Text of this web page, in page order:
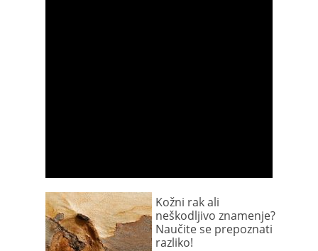
Kožni rak ali
neškodljivo znamenje?
Naučite se prepoznati
razliko!